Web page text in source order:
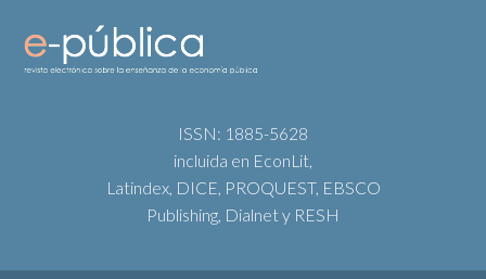
ISSN: 1885-5628
incluida en EconLit,
Latindex, DICE, PROQUEST, EBSCO
Publishing, Dialnet y RESH